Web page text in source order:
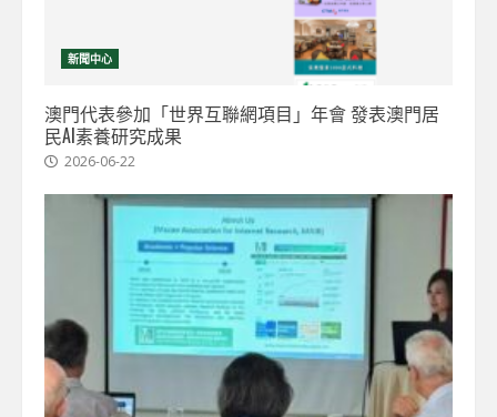
新聞中心
澳門代表參加「世界互聯網項目」年會 發表澳門居
民AI素養研究成果
2026-06-22